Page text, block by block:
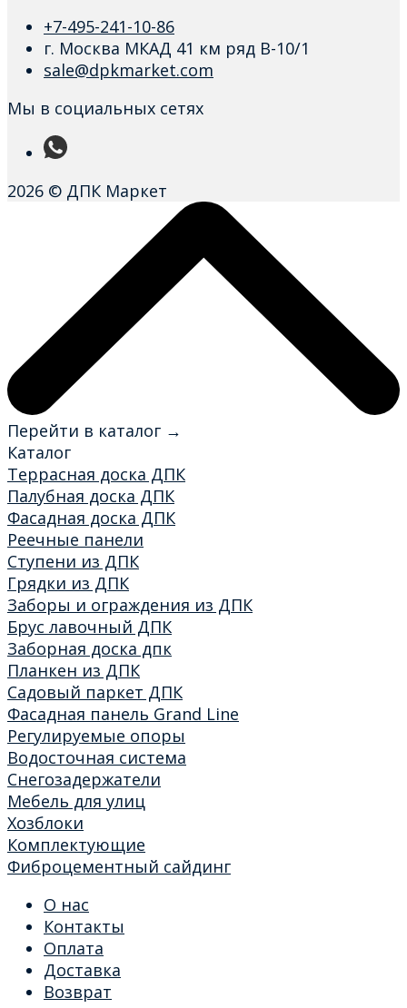
+7-495-241-10-86
г. Москва МКАД 41 км ряд В-10/1
sale@dpkmarket.com
Мы в социальных сетях
2026 © ДПК Маркет
Перейти в каталог →
Каталог
Террасная доска ДПК
Палубная доска ДПК
Фасадная доска ДПК
Реечные панели
Ступени из ДПК
Грядки из ДПК
Заборы и ограждения из ДПК
Брус лавочный ДПК
Заборная доска дпк
Планкен из ДПК
Садовый паркет ДПК
Фасадная панель Grand Line
Регулируемые опоры
Водосточная система
Снегозадержатели
Мебель для улиц
Хозблоки
Комплектующие
Фиброцементный сайдинг
О нас
Контакты
Оплата
Доставка
Возврат